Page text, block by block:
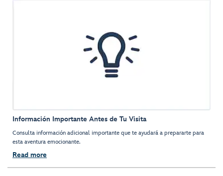
Información Importante Antes de Tu Visita
Consulta información adicional importante que te ayudará a prepararte para
esta aventura emocionante.
Read more